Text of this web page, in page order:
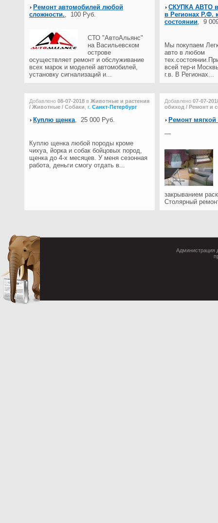
Ремонт автомобилей любой
сложности., 100 Руб.
СТО "АвтоАльянс"
на Васильевском
острове
осуществляет ремонт и обслуживание
всех марок и моделей автомобилей,
установку сигнализаций и...
СКУПКА АВТО
в Регионах Р.Ф.
состоянии, 9
Мы покупаем
авто в любом
всей тер-и
г.в. В Регионах...
Добавлено 08-07-2018 в Животные и растения
/ Животные / Собаки г. Санкт-Петербург
Куплю щенка, 25 000 Руб.
Куплю щенка любой породы кроме
чихуа, йорка и собак бойцовых пород,
щенка до 4-х месяцев. У меня сезонная
работа, деньги смогу отдать в...
Добавлено 07-07-
обиход / Ремонт и
Ремонт
—
закрыванием
Столярный
Администрация